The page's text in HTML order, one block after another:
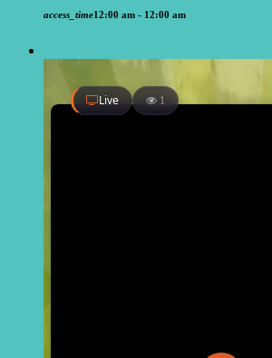
access_time12:00 am - 12:00 am